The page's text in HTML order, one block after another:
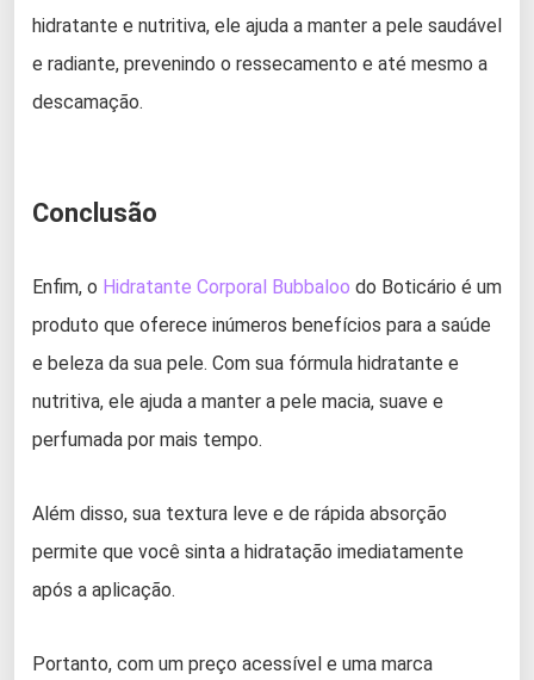
hidratante e nutritiva, ele ajuda a manter a pele saudável
e radiante, prevenindo o ressecamento e até mesmo a
descamação.
Conclusão
Enfim, o Hidratante Corporal Bubbaloo do Boticário é um
produto que oferece inúmeros benefícios para a saúde
e beleza da sua pele. Com sua fórmula hidratante e
nutritiva, ele ajuda a manter a pele macia, suave e
perfumada por mais tempo.
Além disso, sua textura leve e de rápida absorção
permite que você sinta a hidratação imediatamente
após a aplicação.
Portanto, com um preço acessível e uma marca